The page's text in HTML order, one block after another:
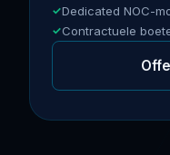
Dedicated NOC-
Contractuele